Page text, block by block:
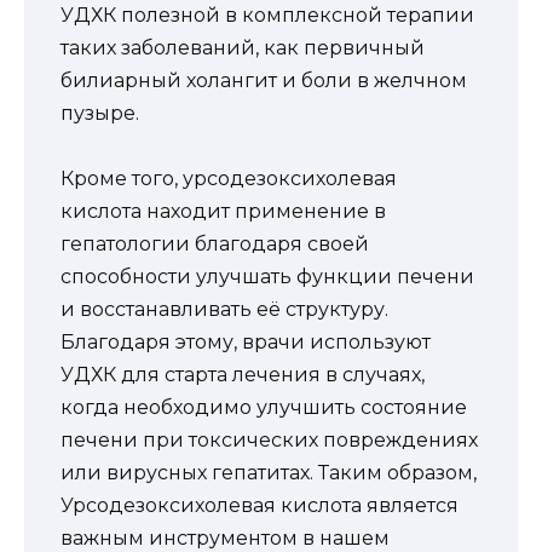
УДХК полезной в комплексной терапии
таких заболеваний, как первичный
билиарный холангит и боли в желчном
пузыре.
Кроме того, урсодезоксихолевая
кислота находит применение в
гепатологии благодаря своей
способности улучшать функции печени
и восстанавливать её структуру.
Благодаря этому, врачи используют
УДХК для старта лечения в случаях,
когда необходимо улучшить состояние
печени при токсических повреждениях
или вирусных гепатитах. Таким образом,
Урсодезоксихолевая кислота является
важным инструментом в нашем